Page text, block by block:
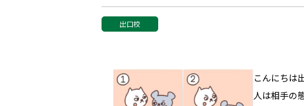
出口校
こんにちは
人は相手の